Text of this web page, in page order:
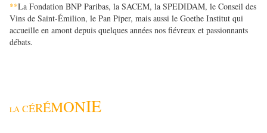
**La Fondation BNP Paribas, la SACEM, la SPEDIDAM, le Conseil des
Vins de Saint-Émilion, le Pan Piper, mais aussi le Goethe Institut qui
accueille en amont depuis quelques années nos fiévreux et passionnants
débats.
LA CÉRÉMONIE